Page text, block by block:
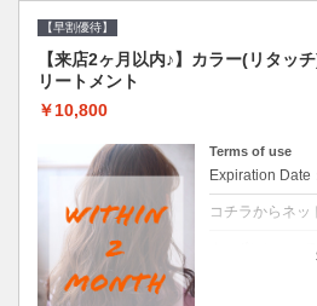
【早割優待】
【来店2ヶ月以内♪】カラー(リタッ
リートメント
￥10,800
Terms of use
Expiration Date
コチラからネッ